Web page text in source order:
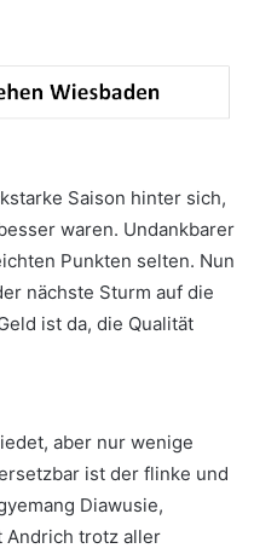
Saison hinter sich,
waren. Undankbarer
Punkten selten. Nun
nächste Sturm auf die
ist da, die Qualität
aber nur wenige
ist der flinke und
Diawusie,
Andrich trotz aller